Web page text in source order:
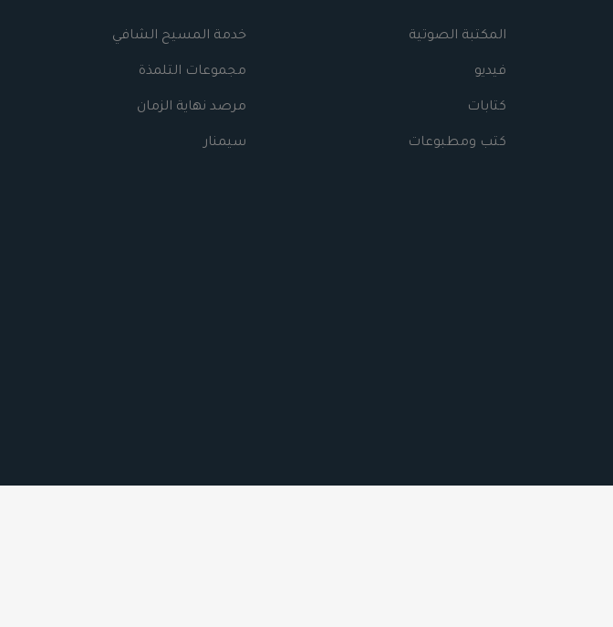
المكتبة الصوتية
فيديو
كتابات
كتب ومطبوعات
خدمة المسيح الشافي
مجموعات التلمذة
مرصد نهاية الزمان
سيمنار